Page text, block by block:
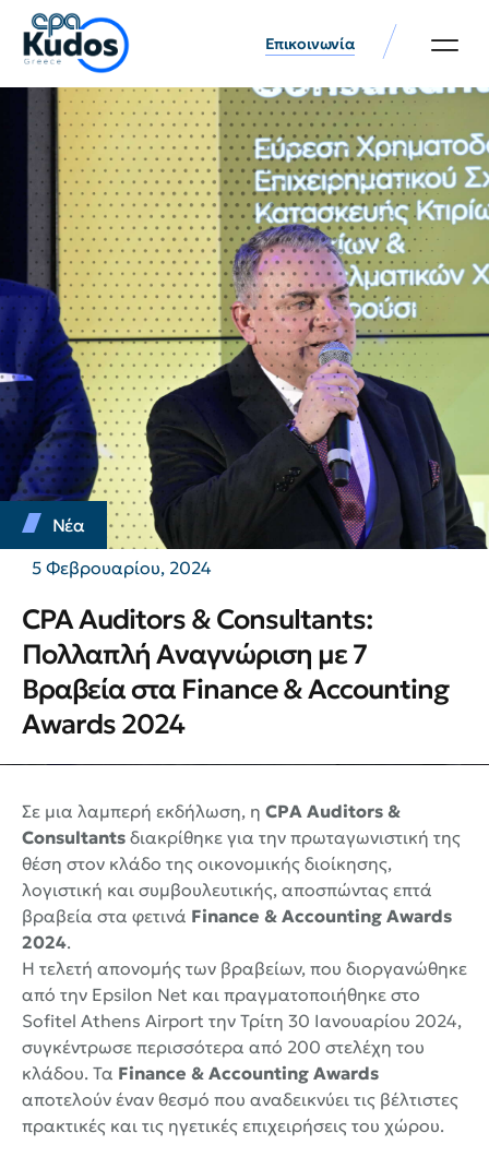
Επικοινωνία
Νέα
5 Φεβρουαρίου, 2024
CPA Auditors & Consultants:
Πολλαπλή Αναγνώριση με 7
Βραβεία στα Finance & Accounting
Awards 2024
Σε μια λαμπερή εκδήλωση, η CPA Auditors &
Consultants διακρίθηκε για την πρωταγωνιστική της
θέση στον κλάδο της οικονομικής διοίκησης,
λογιστική και συμβουλευτικής, αποσπώντας επτά
βραβεία στα φετινά Finance & Accounting Awards
2024.
Η τελετή απονομής των βραβείων, που διοργανώθηκε
από την Epsilon Net και πραγματοποιήθηκε στο
Sofitel Athens Airport την Τρίτη 30 Ιανουαρίου 2024,
συγκέντρωσε περισσότερα από 200 στελέχη του
κλάδου. Τα Finance & Accounting Awards
αποτελούν έναν θεσμό που αναδεικνύει τις βέλτιστες
πρακτικές και τις ηγετικές επιχειρήσεις του χώρου.